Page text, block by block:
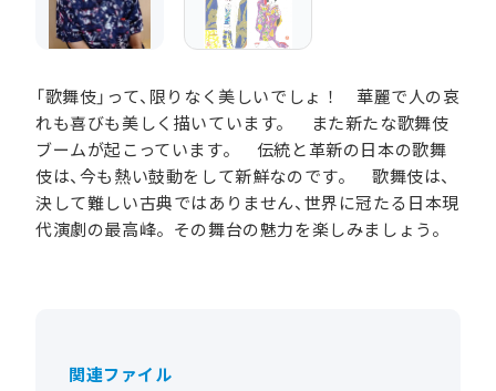
「歌舞伎」って、限りなく美しいでしょ！ 華麗で人の哀
れも喜びも美しく描いています。 また新たな歌舞伎
ブームが起こっています。 伝統と革新の日本の歌舞
伎は、今も熱い鼓動をして新鮮なのです。 歌舞伎は、
決して難しい古典ではありません、世界に冠たる日本現
代演劇の最高峰。その舞台の魅力を楽しみましょう。
関連ファイル